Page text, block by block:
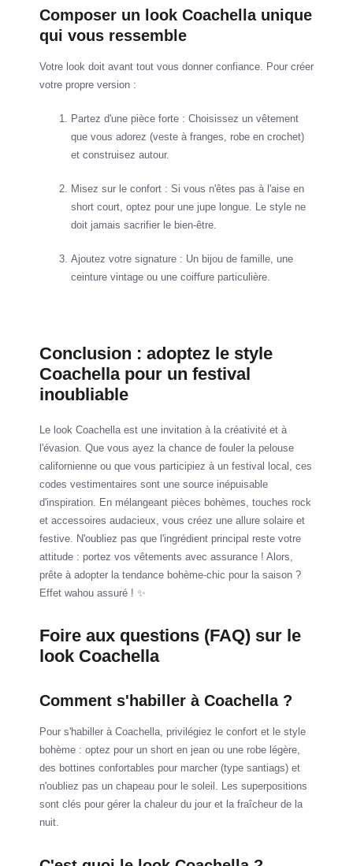
Composer un look Coachella unique
qui vous ressemble
Votre look doit avant tout vous donner confiance. Pour créer
votre propre version :
Partez d'une pièce forte : Choisissez un vêtement
que vous adorez (veste à franges, robe en crochet)
et construisez autour.
Misez sur le confort : Si vous n'êtes pas à l'aise en
short court, optez pour une jupe longue. Le style ne
doit jamais sacrifier le bien-être.
Ajoutez votre signature : Un bijou de famille, une
ceinture vintage ou une coiffure particulière.
Conclusion : adoptez le style
Coachella pour un festival
inoubliable
Le look Coachella est une invitation à la créativité et à
l'évasion. Que vous ayez la chance de fouler la pelouse
californienne ou que vous participiez à un festival local, ces
codes vestimentaires sont une source inépuisable
d'inspiration. En mélangeant pièces bohèmes, touches rock
et accessoires audacieux, vous créez une allure solaire et
festive. N'oubliez pas que l'ingrédient principal reste votre
attitude : portez vos vêtements avec assurance ! Alors,
prête à adopter la tendance bohème-chic pour la saison ?
Effet wahou assuré ! ✨
Foire aux questions (FAQ) sur le
look Coachella
Comment s'habiller à Coachella ?
Pour s'habiller à Coachella, privilégiez le confort et le style
bohème : optez pour un short en jean ou une robe légère,
des bottines confortables pour marcher (type santiags) et
n'oubliez pas un chapeau pour le soleil. Les superpositions
sont clés pour gérer la chaleur du jour et la fraîcheur de la
nuit.